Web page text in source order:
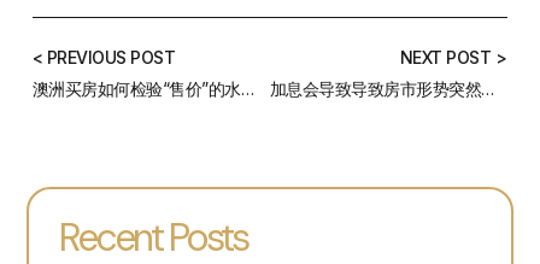
< PREVIOUS POST
澳洲买房如何检验“售价”的水分？
NEXT POST >
加息会导致导致房市形势突然逆转吗？
Recent Posts